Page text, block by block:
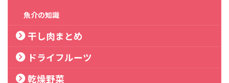
魚介の知識
干し肉まとめ
ドライフルーツ
乾燥野菜